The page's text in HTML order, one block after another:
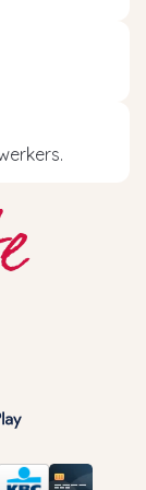
je voor
Heb je
dagen
gewoon
algemeen,
van de